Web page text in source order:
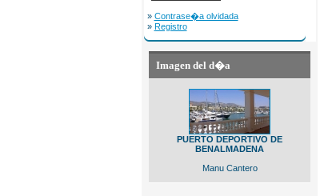
» Contrase�a olvidada
» Registro
Imagen del d�a
PUERTO DEPORTIVO DE
BENALMADENA
Manu Cantero